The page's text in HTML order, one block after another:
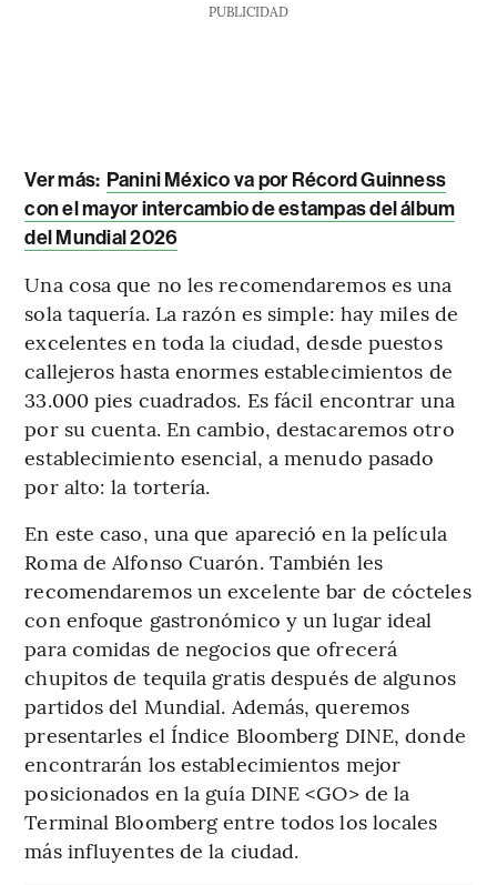
PUBLICIDAD
Ver más: Panini México va por Récord Guinness
con el mayor intercambio de estampas del álbum
del Mundial 2026
Una cosa que no les recomendaremos es una
sola taquería. La razón es simple: hay miles de
excelentes en toda la ciudad, desde puestos
callejeros hasta enormes establecimientos de
33.000 pies cuadrados. Es fácil encontrar una
por su cuenta. En cambio, destacaremos otro
establecimiento esencial, a menudo pasado
por alto: la tortería.
En este caso, una que apareció en la película
Roma de Alfonso Cuarón. También les
recomendaremos un excelente bar de cócteles
con enfoque gastronómico y un lugar ideal
para comidas de negocios que ofrecerá
chupitos de tequila gratis después de algunos
partidos del Mundial. Además, queremos
presentarles el Índice Bloomberg DINE, donde
encontrarán los establecimientos mejor
posicionados en la guía DINE <GO> de la
Terminal Bloomberg entre todos los locales
más influyentes de la ciudad.